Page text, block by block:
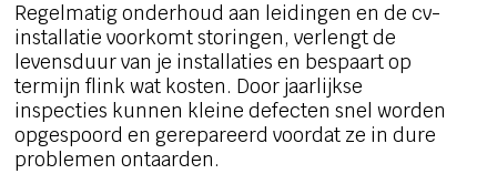
Regelmatig onderhoud aan leidingen en de cv-
installatie voorkomt storingen, verlengt de
levensduur van je installaties en bespaart op
termijn flink wat kosten. Door jaarlijkse
inspecties kunnen kleine defecten snel worden
opgespoord en gerepareerd voordat ze in dure
problemen ontaarden.